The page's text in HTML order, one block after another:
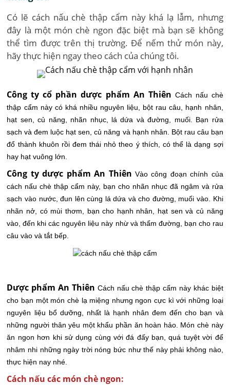
Có lẽ cách nấu chè thập cẩm này khá lạ lẫm, nhưng
đây là một món chè ngon đặc biệt mà bạn sẽ không
thể tìm được trên thị trường. Để nếm thử món này,
hãy thực hiện ngay theo cách của chúng tôi.
Công ty cổ phần dược phẩm An Thiên Cách nấu chè
thập cẩm này có khá nhiều nguyên liệu, bột rau câu, hạnh nhân,
hạt sen, củ năng, nhãn nhục, lá dứa và đường, muối. Bạn rửa
sạch và đem luộc hạt sen, củ năng và hạnh nhân. Bột rau câu bạn
đổ thành khuôn rồi đem thái nhỏ theo ý thích, có thể là dạng sợi
hay hạt vuông lớn.
Công ty dược phẩm An Thiên Vào công đoạn chính của
cách nấu chè thập cẩm này, bạn cho nhãn nhục đã ngâm và rửa
sạch vào nước, đun lên cùng lá dứa và cho đường, muối vào. Khi
nhãn nở, có mùi thơm, bạn cho hạnh nhân, hạt sen và củ năng
vào, đến khi các nguyên liệu này nhừ và thấm đường, bạn cho rau
câu vào và tắt bếp.
Dược phẩm An Thiên Cách nấu chè thập cẩm này khác biệt
cho bạn một món chè lạ miệng nhưng ngon cực kì với những loại
nguyên liệu bổ dưỡng, nhất là hạnh nhân đem đến cho bạn và
những người thân yêu một khẩu phần ăn hoàn hảo. Món chè này
ăn ngon hơn khi sử dụng cùng với đá đấy bạn, quá tuyệt vời để
nhâm nhi những ngày trời nóng bức như thế này phải không nào,
thực hiện nay nhé.
Cách nấu các món chè ngon: